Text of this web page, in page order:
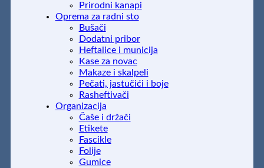
Prirodni kanapi
Oprema za radni sto
Bušači
Dodatni pribor
Heftalice i municija
Kase za novac
Makaze i skalpeli
Pečati, jastučići i boje
Rasheftivači
Organizacija
Čaše i držači
Etikete
Fascikle
Folije
Gumice